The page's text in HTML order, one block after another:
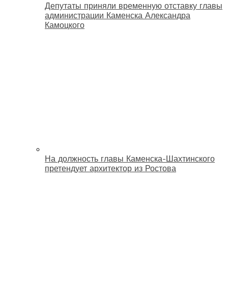
Депутаты приняли временную отставку главы
администрации Каменска Александра
Камоцкого
На должность главы Каменска-Шахтинского
претендует архитектор из Ростова